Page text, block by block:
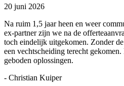
20 juni 2026
Na ruim 1,5 jaar heen en weer
ex-partner zijn we na de
toch eindelijk uitgekomen. Zonder
een vechtscheiding terecht
geboden oplossingen.
- Christian Kuiper